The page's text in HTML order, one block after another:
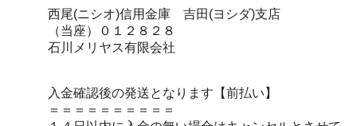
西尾(ニシオ)信用金庫 吉田(ヨシダ)支店
（当座）０１２８２８
石川メリヤス有限会社
入金確認後の発送となります【前払い】
＝＝＝＝＝＝＝＝＝＝